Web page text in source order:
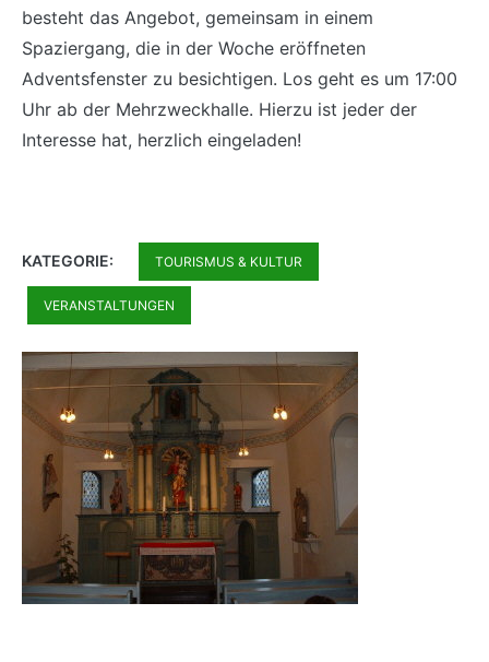
besteht das Angebot, gemeinsam in einem
Spaziergang, die in der Woche eröffneten
Adventsfenster zu besichtigen. Los geht es um 17:00
Uhr ab der Mehrzweckhalle. Hierzu ist jeder der
Interesse hat, herzlich eingeladen!
KATEGORIE: TOURISMUS & KULTUR
VERANSTALTUNGEN